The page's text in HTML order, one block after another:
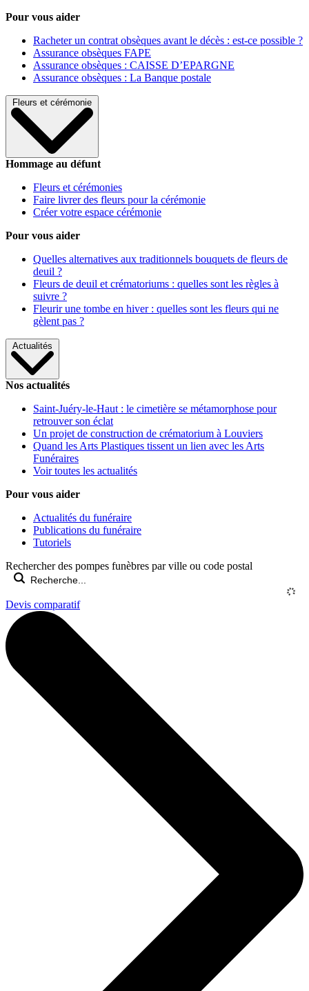
Pour vous aider
Racheter un contrat obsèques avant le décès : est-ce possible ?
Assurance obsèques FAPE
Assurance obsèques : CAISSE D’EPARGNE
Assurance obsèques : La Banque postale
Fleurs et cérémonie
Hommage au défunt
Fleurs et cérémonies
Faire livrer des fleurs pour la cérémonie
Créer votre espace cérémonie
Pour vous aider
Quelles alternatives aux traditionnels bouquets de fleurs de
deuil ?
Fleurs de deuil et crématoriums : quelles sont les règles à
suivre ?
Fleurir une tombe en hiver : quelles sont les fleurs qui ne
gèlent pas ?
Actualités
Nos actualités
Saint-Juéry-le-Haut : le cimetière se métamorphose pour
retrouver son éclat
Un projet de construction de crématorium à Louviers
Quand les Arts Plastiques tissent un lien avec les Arts
Funéraires
Voir toutes les actualités
Pour vous aider
Actualités du funéraire
Publications du funéraire
Tutoriels
Rechercher des pompes funèbres par ville ou code postal
Devis comparatif